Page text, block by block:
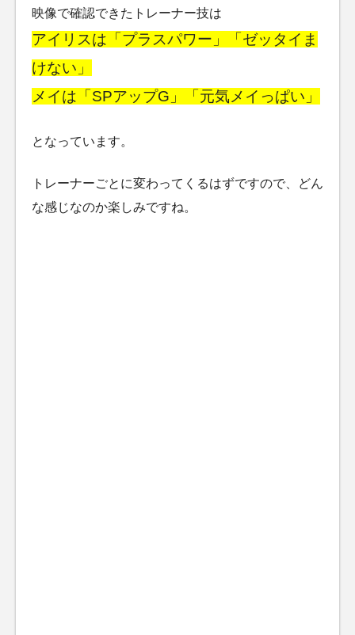
映像で確認できたトレーナー技は
アイリスは「プラスパワー」「ゼッタイま
けない」
メイは「SPアップG」「元気メイっぱい」
となっています。
トレーナーごとに変わってくるはずですので、どん
な感じなのか楽しみですね。